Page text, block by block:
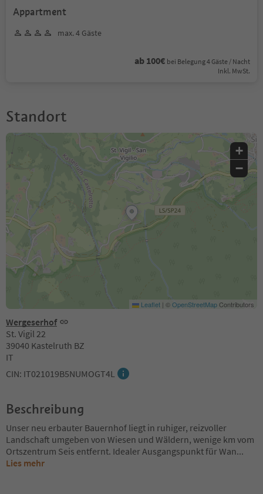
Appartment
max. 4 Gäste
ab 100€ bei Belegung 4 Gäste / Nacht
Inkl. MwSt.
Standort
Wergeserhof
St. Vigil 22
39040 Kastelruth BZ
IT
CIN: IT021019B5NUMOGT4L
+
−
Leaflet | ©OpenStreetMapContributors
Beschreibung
Unser neu erbauter Bauernhof liegt in ruhiger, reizvoller
Landschaft umgeben von Wiesen und Wäldern, wenige km vom
Ortszentrum Seis entfernt. Idealer Ausgangspunkt für Wan...
Lies mehr